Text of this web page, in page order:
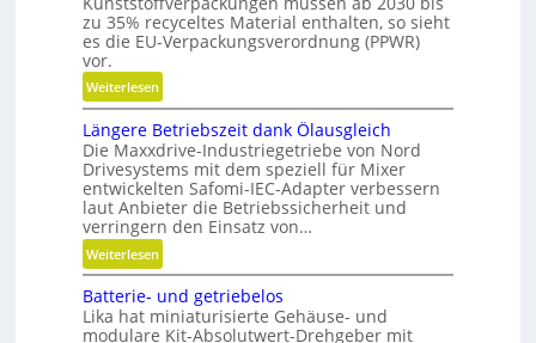
n
e
l
l
g
n
a
u
p
o
s
i
t
i
zu 35% recyceltes Material enthalten, so sieht
es die EU-Verpackungsverordnung (PPWR)
vor.
Weiterlesen:
K
r
e
i
s
l
a
u
f
w
i
Längere Betriebszeit dank Ölausgleich
Die Maxxdrive-Industriegetriebe von Nord
Drivesystems mit dem speziell für Mixer
entwickelten Safomi-IEC-Adapter verbessern
laut Anbieter die Betriebssicherheit und
verringern den Einsatz von…
Weiterlesen:
L
ä
n
Batterie- und getriebelos
Lika hat miniaturisierte Gehäuse- und
modulare Kit-Absolutwert-Drehgeber mit